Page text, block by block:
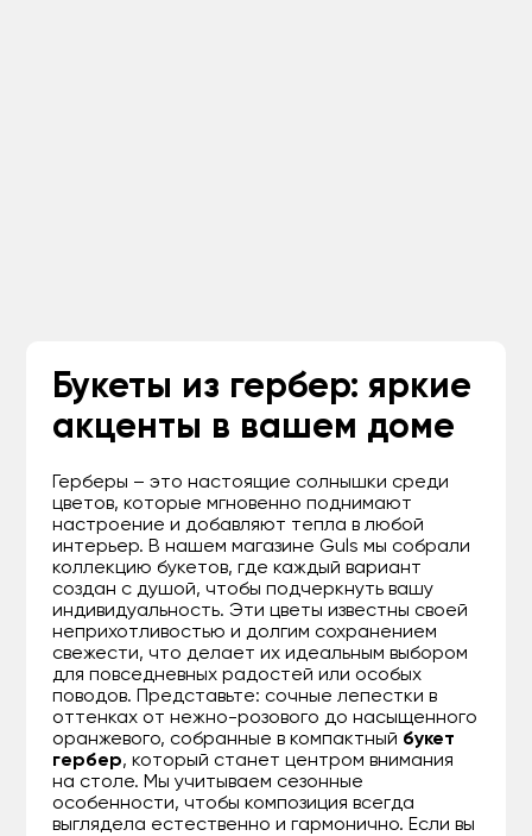
Букеты из гербер: яркие
акценты в вашем доме
Герберы – это настоящие солнышки среди
цветов, которые мгновенно поднимают
настроение и добавляют тепла в любой
интерьер. В нашем магазине Guls мы собрали
коллекцию букетов, где каждый вариант
создан с душой, чтобы подчеркнуть вашу
индивидуальность. Эти цветы известны своей
неприхотливостью и долгим сохранением
свежести, что делает их идеальным выбором
для повседневных радостей или особых
поводов. Представьте: сочные лепестки в
оттенках от нежно-розового до насыщенного
оранжевого, собранные в компактный букет
гербер, который станет центром внимания
на столе. Мы учитываем сезонные
особенности, чтобы композиция всегда
выглядела естественно и гармонично. Если вы